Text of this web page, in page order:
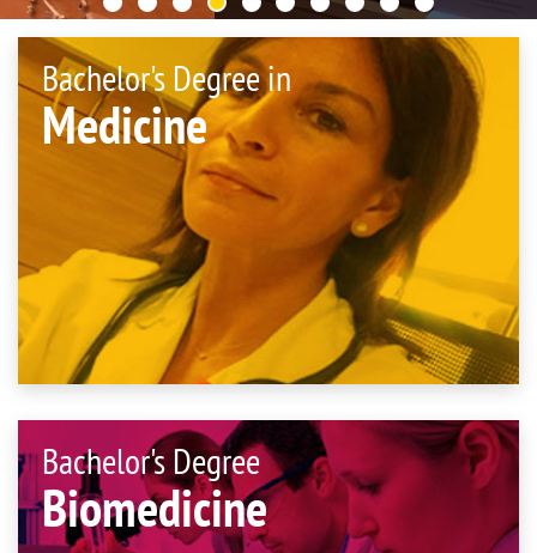
Bachelor's Degree in
Medicine
Bachelor's Degree
Biomedicine